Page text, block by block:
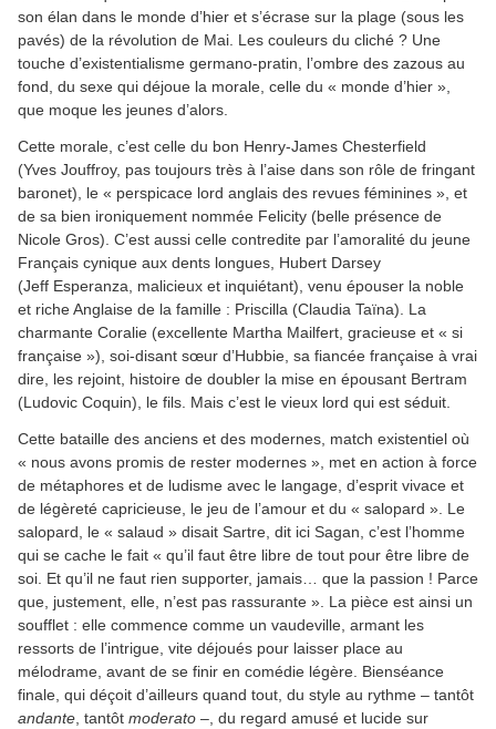
son élan dans le monde d’hier et s’écrase sur la plage (sous les
pavés) de la révolution de Mai. Les couleurs du cliché ? Une
touche d’existentialisme germano-pratin, l’ombre des zazous au
fond, du sexe qui déjoue la morale, celle du « monde d’hier »,
que moque les jeunes d’alors.
Cette morale, c’est celle du bon Henry-James Chesterfield
(Yves Jouffroy, pas toujours très à l’aise dans son rôle de fringant
baronet), le « perspicace lord anglais des revues féminines », et
de sa bien ironiquement nommée Felicity (belle présence de
Nicole Gros). C’est aussi celle contredite par l’amoralité du jeune
Français cynique aux dents longues, Hubert Darsey
(Jeff Esperanza, malicieux et inquiétant), venu épouser la noble
et riche Anglaise de la famille : Priscilla (Claudia Taïna). La
charmante Coralie (excellente Martha Mailfert, gracieuse et « si
française »), soi-disant sœur d’Hubbie, sa fiancée française à vrai
dire, les rejoint, histoire de doubler la mise en épousant Bertram
(Ludovic Coquin), le fils. Mais c’est le vieux lord qui est séduit.
Cette bataille des anciens et des modernes, match existentiel où
« nous avons promis de rester modernes », met en action à force
de métaphores et de ludisme avec le langage, d’esprit vivace et
de légèreté capricieuse, le jeu de l’amour et du « salopard ». Le
salopard, le « salaud » disait Sartre, dit ici Sagan, c’est l’homme
qui se cache le fait « qu’il faut être libre de tout pour être libre de
soi. Et qu’il ne faut rien supporter, jamais… que la passion ! Parce
que, justement, elle, n’est pas rassurante ». La pièce est ainsi un
soufflet : elle commence comme un vaudeville, armant les
ressorts de l’intrigue, vite déjoués pour laisser place au
mélodrame, avant de se finir en comédie légère. Bienséance
finale, qui déçoit d’ailleurs quand tout, du style au rythme – tantôt
andante , tantôt moderato –, du regard amusé et lucide sur